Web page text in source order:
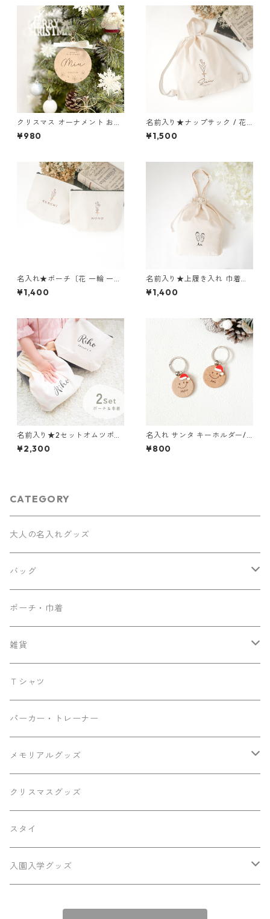
クリスマス オーナメント おし
ゃれ 木製 名入れ
¥980
名前入り★ナップサック / 花
一輪 一升餅リュック 一升パン
名入れ リュック
¥1,500
名入れ★ポーチ〔花 一輪 一
枝〕オムツ入れ お着替え袋 入
学祝い 入園祝い 出産祝い
¥1,400
名前入り★上履き入れ 巾着タ
イプ 入園入学グッズ 上履き入
れ 通園通学 上靴
¥1,400
名前入り★2セットオムツポー
チ＆巾着〔 シンプルロゴ 〕お
むつポーチ 入園 入学祝い 出産
¥2,300
名入れ サンタ キーホルダー/
ニコちゃん / サンタ帽 クリス
マスオーナメント 名入れ
¥800
CATEGORY
大人の名入れグッズ
バッグ
ナップサック
サコッシュ
トート
マザーズバッグ
ポーチ・巾着
雑貨
ティッシュケース
Ｔシャツ
パーカー・トレーナー
メモリアルグッズ
メモリアルボード
キーホルダー
ひなまつり
クリスマスグッズ
スタイ
入園入学グッズ